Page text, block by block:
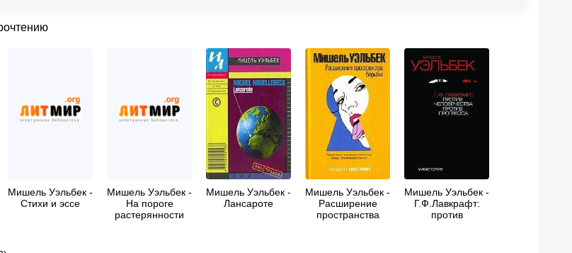
Мишель Уэльбек -
Стихи и эссе
Мишель Уэльбек -
На пороге
растерянности
Мишель Уэльбек -
Лансароте
Мишель Уэльбек -
Расширение
пространства
Мишель Уэльбек -
Г.Ф.Лавкрафт:
против